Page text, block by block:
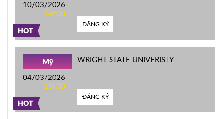
HOT
10/03/2026
14h00
ĐĂNG KÝ
HOT
Mỹ
04/03/2026
15h00
WRIGHT STATE UNIVERISTY
ĐĂNG KÝ